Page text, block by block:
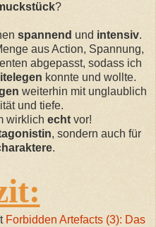
?
spannend und intensiv.
aus Action, Spannung,
abgepasst, sodass ich
konnte und wollte.
weiterhin mit unglaublich
und tiefe.
wirklich echt vor!
, sondern auch für
.
Forbidden Artefacts (3): Das